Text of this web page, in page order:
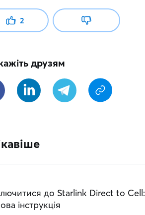
2
друзям
до Starlink Direct to Cell:
інструкція